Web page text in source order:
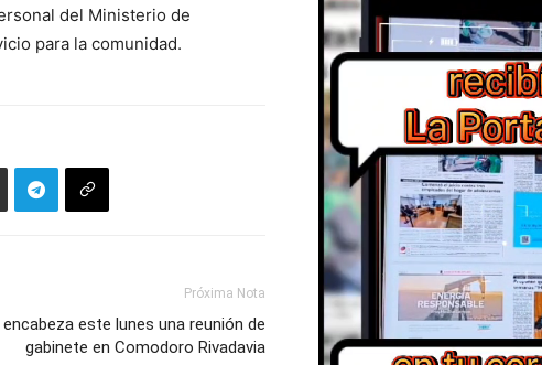
del Ministerio de
para la comunidad.
Próxima Nota
este lunes una reunión de
gabinete en Comodoro Rivadavia